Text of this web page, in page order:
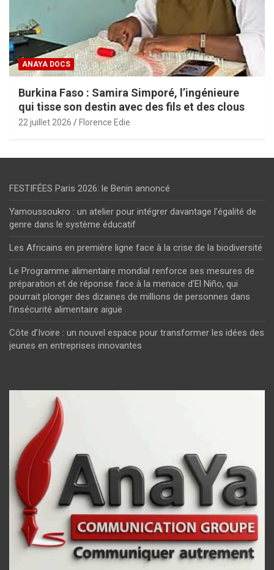
ANAYA DOCS
Burkina Faso : Samira Simporé, l’ingénieure
qui tisse son destin avec des fils et des clous
22 juillet 2026 Florence Edie
FESTIFÉES Paris 2026: le Benin annoncé
Yamoussoukro : un atelier pour intégrer davantage l’égalité de
genre dans le système éducatif
Les Africains en première ligne face à la crise de la biodiversité
Le Programme alimentaire mondial renforce ses mesures de
préparation et de réponse face à la menace d’El Niño, qui
pourrait plonger des dizaines de millions de personnes dans
l’insécurité alimentaire aiguë
Côte d’Ivoire : un nouvel espace pour transformer les idées des
jeunes en entreprises innovantes